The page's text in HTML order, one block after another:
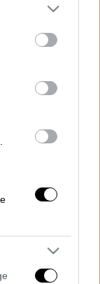
more Google
may click to
party tags to
below Google
με
έμμεσα
τον
για την